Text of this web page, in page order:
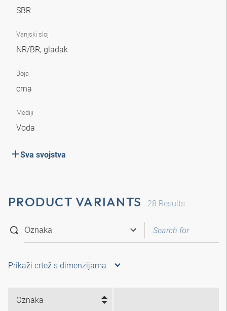
SBR
Vanjski sloj
NR/BR, gladak
Boja
crna
Mediji
Voda
Sva svojstva
PRODUCT VARIANTS 28 Results
Prikaži crtež s dimenzijama
Oznaka